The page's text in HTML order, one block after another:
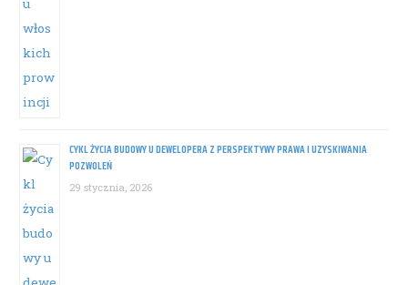
CYKL ŻYCIA BUDOWY U DEWELOPERA Z PERSPEKTYWY PRAWA I UZYSKIWANIA
POZWOLEŃ
29 stycznia, 2026